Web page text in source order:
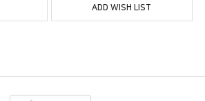
ADD WISH LIST